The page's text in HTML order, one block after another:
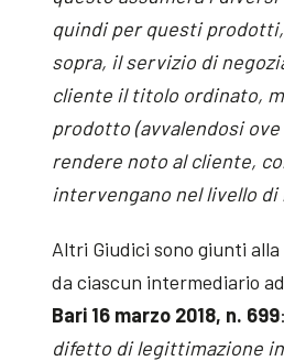
quindi per questi
sopra, il servizio di
cliente il titolo ordinato,
prodotto (avvalendosi
rendere noto al cliente,
intervengano nel livello
Altri Giudici sono giunti alla
da ciascun intermediario
Bari 16 marzo 2018, n. 699
difetto di legittimazione